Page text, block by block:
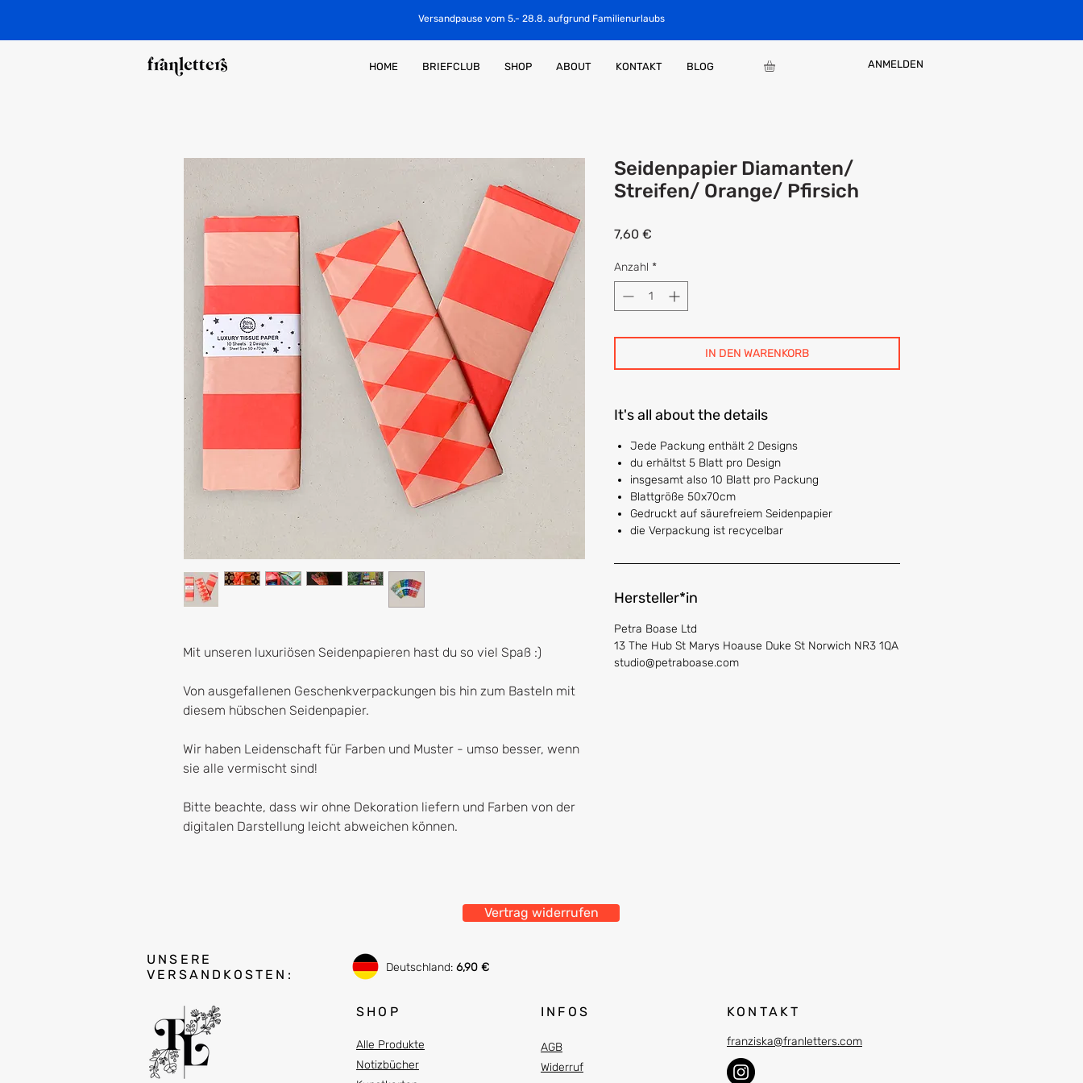
Versandpause vom 5.- 28.8. aufgrund Familienurlaubs
HOME BRIEFCLUB SHOP ABOUT KONTAKT BLOG ANMELDEN
Mit unseren luxuriösen Seidenpapieren hast du so viel Spaß :)
Von ausgefallenen Geschenkverpackungen bis hin zum Basteln mit
diesem hübschen Seidenpapier.
Wir haben Leidenschaft für Farben und Muster - umso besser, wenn
sie alle vermischt sind!
Bitte beachte, dass wir ohne Dekoration liefern und Farben von der
digitalen Darstellung leicht abweichen können.
Seidenpapier Diamanten/
Streifen/ Orange/ Pfirsich
7,60 €
Anzahl *
IN DEN WARENKORB
It's all about the details
Jede Packung enthält 2 Designs
du erhältst 5 Blatt pro Design
insgesamt also 10 Blatt pro Packung
Blattgröße 50x70cm
Gedruckt auf säurefreiem Seidenpapier
die Verpackung ist recycelbar
Hersteller*in
Petra Boase Ltd
13 The Hub St Marys Hoause Duke St Norwich NR3 1QA
studio@petraboase.com
Vertrag widerrufen
UNSERE
VERSANDKOSTEN:
Deutschland: 6,90 €
SHOP
Alle Produkte
Notizbücher
INFOS
AGB
Widerruf
KONTAKT
franziska@franletters.com